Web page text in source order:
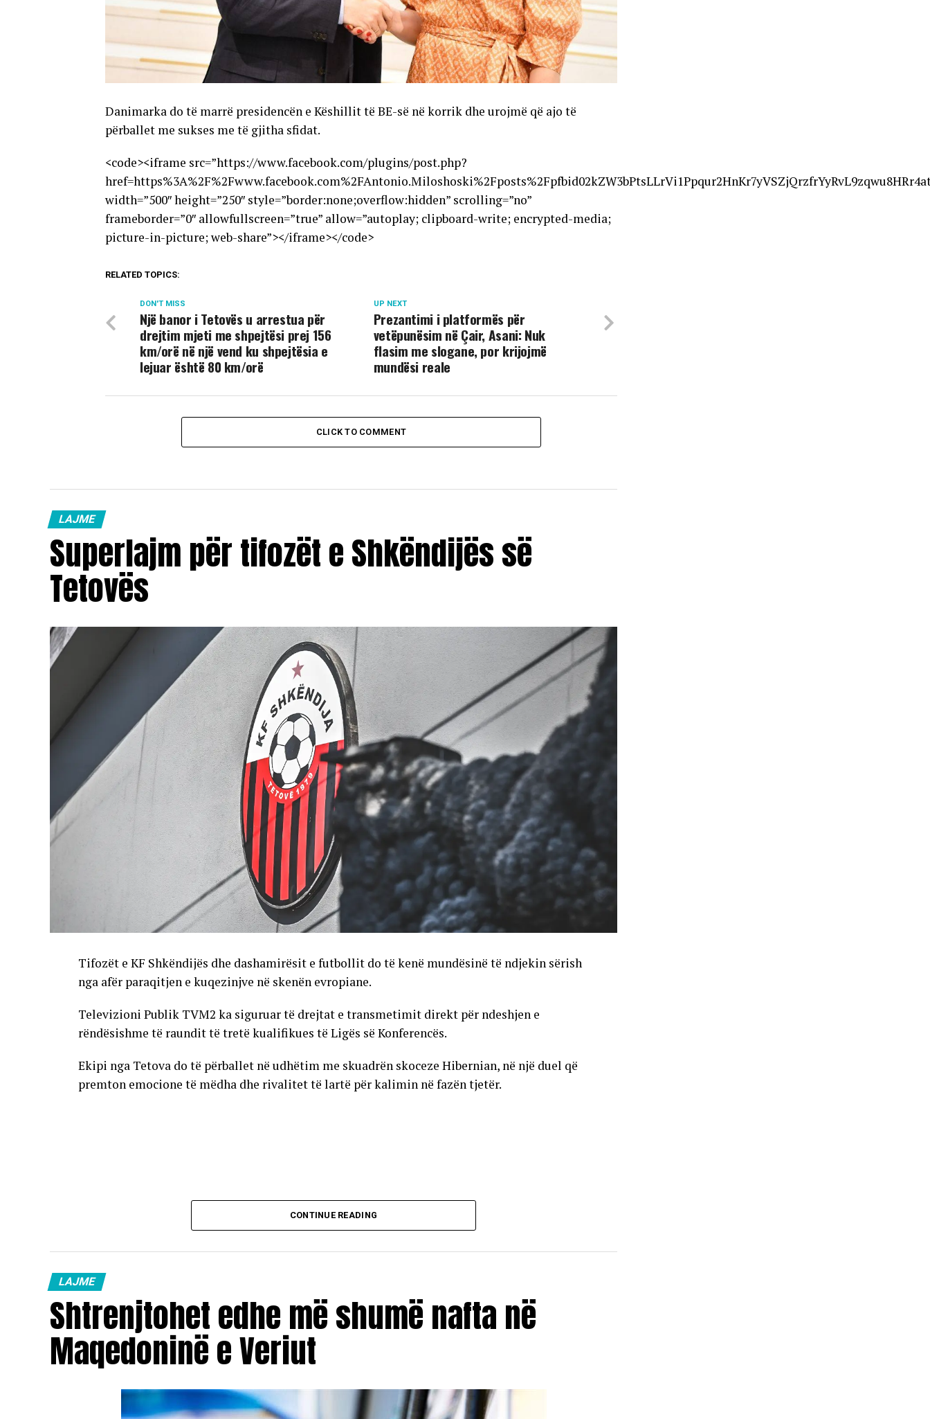
Danimarka do të marrë presidencën e Këshillit të BE-së në korrik dhe urojmë që ajo të
përballet me sukses me të gjitha sfidat.
<code><iframe src=”https://www.facebook.com/plugins/post.php?
width=”500″ height=”250″ style=”border:none;overflow:hidden” scrolling=”no”
frameborder=”0″ allowfullscreen=”true” allow=”autoplay; clipboard-write; encrypted-media;
picture-in-picture; web-share”></iframe></code>
RELATED TOPICS:
UP NEXT
Prezantimi i platformës për
vetëpunësim në Çair, Asani: Nuk
flasim me slogane, por krijojmë
mundësi reale
DON'T MISS
Një banor i Tetovës u arrestua për
drejtim mjeti me shpejtësi prej 156
km/orë në një vend ku shpejtësia e
lejuar është 80 km/orë
CLICK TO COMMENT
LAJME
Superlajm për tifozët e Shkëndijës së
Tetovës
Tifozët e KF Shkëndijës dhe dashamirësit e futbollit do të kenë mundësinë të ndjekin sërish
nga afër paraqitjen e kuqezinjve në skenën evropiane.
Televizioni Publik TVM2 ka siguruar të drejtat e transmetimit direkt për ndeshjen e
rëndësishme të raundit të tretë kualifikues të Ligës së Konferencës.
Ekipi nga Tetova do të përballet në udhëtim me skuadrën skoceze Hibernian, në një duel që
premton emocione të mëdha dhe rivalitet të lartë për kalimin në fazën tjetër.
CONTINUE READING
LAJME
Shtrenjtohet edhe më shumë nafta në
Maqedoninë e Veriut